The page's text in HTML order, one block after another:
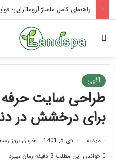
راهنمای کامل ماساژ آروماتراپی؛
جستجو برای
آگهی
طراحی سایت حرفه
برای درخشش در
مهدیه دی 5, 1401 آخرین بروز رسانی :
خواندن این مطلب 3 دقیقه زمان میبرد